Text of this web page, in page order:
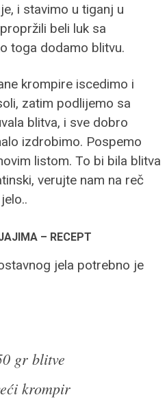
i stavimo u tiganj u
beli luk sa
toga dodamo blitvu.
krompire iscedimo i
zatim podlijemo sa
blitva, i sve dobro
izdrobimo. Pospemo
listom. To bi bila blitva
verujte nam na reč
– RECEPT
jela potrebno je
gr blitve
krompir